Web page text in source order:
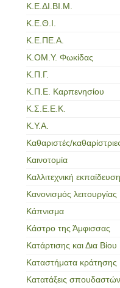
Κ.Ε.ΔΙ.ΒΙ.Μ.
Κ.Ε.Θ.Ι.
Κ.Ε.ΠΕ.Α.
Κ.ΟΜ.Υ. Φωκίδας
Κ.Π.Γ.
Κ.Π.Ε. Καρπενησίου
Κ.Σ.Ε.Ε.Κ.
Κ.Υ.Α.
Καθαριστές/
Καινοτομία
Καλλιτεχνική εκπαίδευση
Κανονισμός λειτουργίας
Κάπνισμα
Κάστρο της Άμφισσας
Κατάρτισης και Δια
Καταστήματα κράτησης
Κατατάξεις